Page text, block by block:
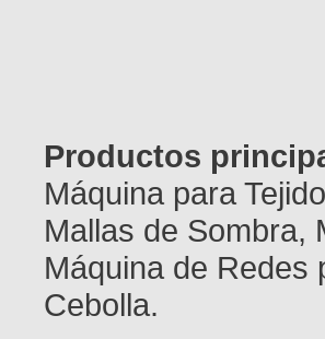
Productos
Máquina para
Mallas de Sombra,
Máquina de Redes
Cebolla.